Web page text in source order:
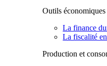
Outils économiques
La finance
La fiscalité
Production et